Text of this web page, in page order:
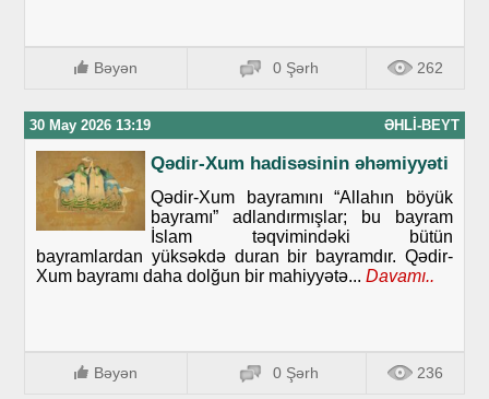
Bəyən 0 Şərh 262
30 May 2026 13:19 ƏHLI-BEYT
Qədir-Xum hadisəsinin əhəmiyyəti
Qədir-Xum bayramını “Allahın böyük
bayramı” adlandırmışlar; bu bayram
İslam təqvimindəki bütün
bayramlardan yüksəkdə duran bir bayramdır. Qədir-
Xum bayramı daha dolğun bir mahiyyətə... Davamı..
Bəyən 0 Şərh 236